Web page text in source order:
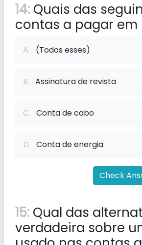
14: Quais das
contas a pagar
A. (Todos esses)
B. Assinatura de revista
C. Conta de cabo
D. Conta de energia
Check
15: Qual das
verdadeira sobre